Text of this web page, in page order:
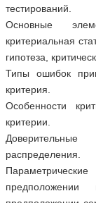
тестирований.
Основные
критериальная
гипотеза,
Типы ошибок
критерия.
Особенности
критерии.
распределения.